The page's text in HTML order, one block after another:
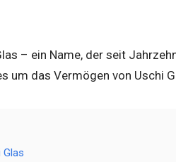
– ein Name, der seit
um das Vermögen von Uschi